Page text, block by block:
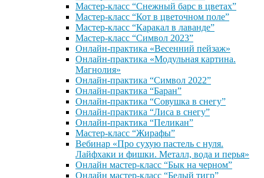
Мастер-класс “Снежный барс в цветах”
Мастер-класс “Кот в цветочном поле”
Мастер-класс “Каракал в лаванде”
Мастер-класс “Символ 2023”
Онлайн-практика «Весенний пейзаж»
Онлайн-практика «Модульная картина.
Магнолия»
Онлайн-практика “Символ 2022”
Онлайн-практика “Баран”
Онлайн-практика “Совушка в снегу”
Онлайн-практика “Лиса в снегу”
Онлайн-практика “Пеликан”
Мастер-класс “Жирафы”
Вебинар «Про сухую пастель с нуля.
Лайфхаки и фишки. Металл, вода и перья»
Онлайн мастер-класс “Бык на черном”
Онлайн мастер-класс “Белый тигр”